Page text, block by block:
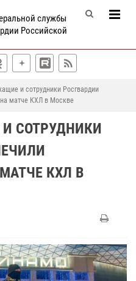
службы
Российской
и сотрудники Росгвардии
матче КХЛ в Москве
СОТРУДНИКИ
КХЛ В